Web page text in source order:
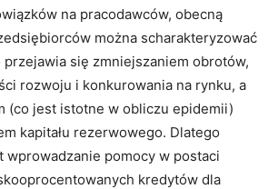
na pracodawców, obecną
można scharakteryzować
przejawia się zmniejszaniem obrotów,
rozwoju i konkurowania na rynku, a
(co jest istotne w obliczu epidemii)
kapitału rezerwowego. Dlatego
wprowadzanie pomocy w postaci
kredytów dla